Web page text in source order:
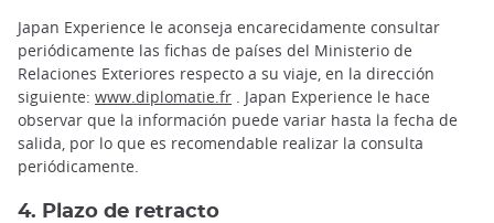
Japan Experience le aconseja encarecidamente consultar
periódicamente las fichas de países del Ministerio de
Relaciones Exteriores respecto a su viaje, en la dirección
siguiente: www.diplomatie.fr . Japan Experience le hace
observar que la información puede variar hasta la fecha de
salida, por lo que es recomendable realizar la consulta
periódicamente.
4. Plazo de retracto